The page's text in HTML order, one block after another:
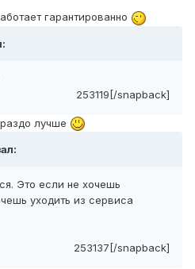
гарантированно
253119[/snapback]
лучше
Это если не хочешь
уходить из сервиса
253137[/snapback]